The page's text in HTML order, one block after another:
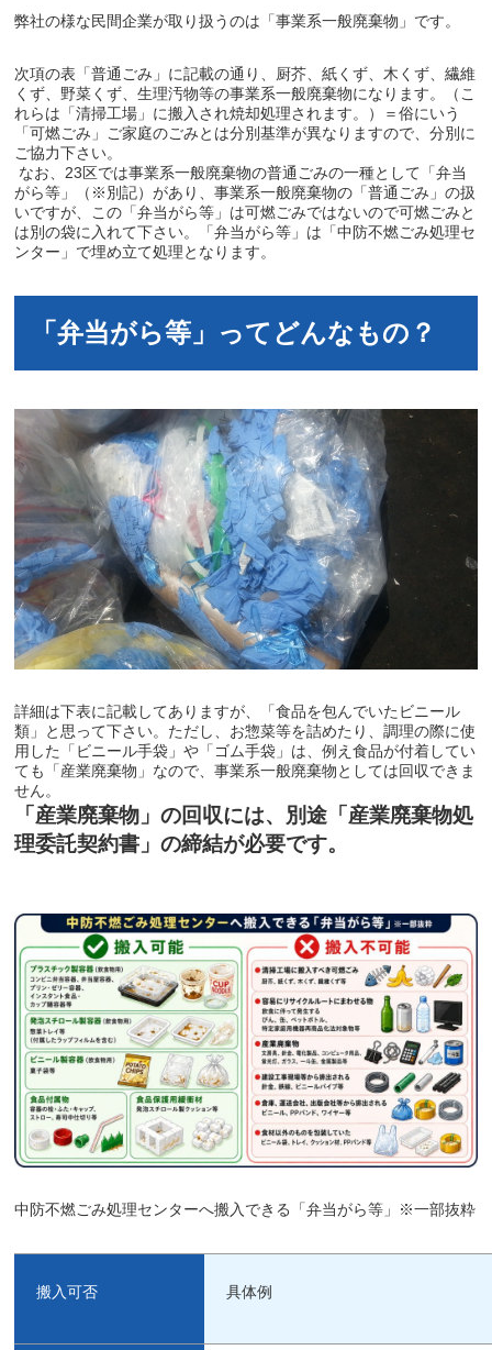
弊社の様な民間企業が取り扱うのは「事業系一般廃棄物」です。
次項の表「普通ごみ」に記載の通り、厨芥、紙くず、木くず、繊維
くず、野菜くず、生理汚物等の事業系一般廃棄物になります。（こ
れらは「清掃工場」に搬入され焼却処理されます。）＝俗にいう
「可燃ごみ」ご家庭のごみとは分別基準が異なりますので、分別に
ご協力下さい。
なお、23区では事業系一般廃棄物の普通ごみの一種として「弁当
がら等」（※別記）があり、事業系一般廃棄物の「普通ごみ」の扱
いですが、この「弁当がら等」は可燃ごみではないので可燃ごみと
は別の袋に入れて下さい。「弁当がら等」は「中防不燃ごみ処理セ
ンター」で埋め立て処理となります。
「弁当がら等」ってどんなもの？
詳細は下表に記載してありますが、「食品を包んでいたビニール
類」と思って下さい。ただし、お惣菜等を詰めたり、調理の際に使
用した「ビニール手袋」や「ゴム手袋」は、例え食品が付着してい
ても「産業廃棄物」なので、事業系一般廃棄物としては回収できま
せん。
「産業廃棄物」の回収には、別途「産業廃棄物処
理委託契約書」の締結が必要です。
中防不燃ごみ処理センターへ搬入できる「弁当がら等」※一部抜粋
搬入可否 具体例